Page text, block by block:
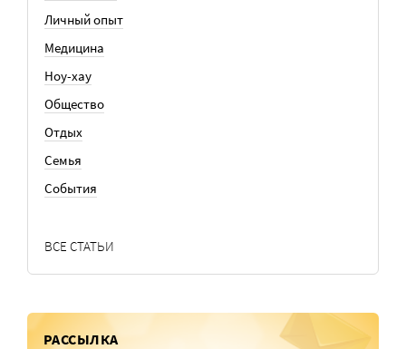
Личный опыт
Медицина
Ноу-хау
Общество
Отдых
Семья
События
ВСЕ СТАТЬИ
РАССЫЛКА